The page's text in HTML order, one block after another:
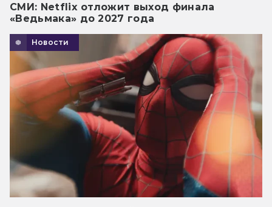
СМИ: Netflix отложит выход финала
«Ведьмака» до 2027 года
Новости